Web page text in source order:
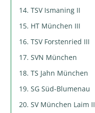
14. TSV Ismaning II
15. HT München III
16. TSV Forstenried III
17. SVN München
18. TS Jahn München
19. SG Süd-Blumenau
20. SV München Laim II